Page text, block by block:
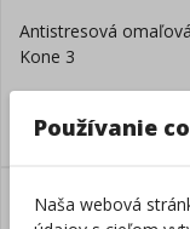
Antistresová
Kone 3
Skladom
5,89€
Používanie
Naša webová